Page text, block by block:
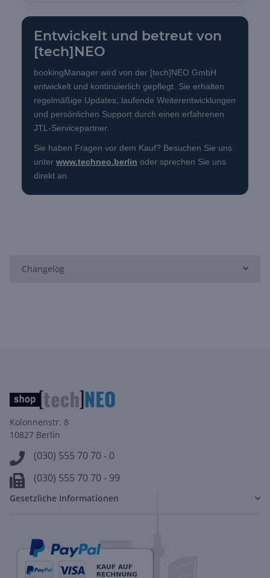
Entwickelt und betreut von
[tech]NEO
bookingManager wird von der [tech]NEO GmbH
entwickelt und kontinuierlich gepflegt. Sie erhalten
regelmäßige Updates, laufende Weiterentwicklungen
und persönlichen Support durch einen erfahrenen
JTL-Servicepartner.
Sie haben Fragen vor dem Kauf? Besuchen Sie uns
unter www.techneo.berlin oder sprechen Sie uns
direkt an.
Changelog
Kolonnenstr. 8
10827 Berlin
(030) 555 70 70 - 0
(030) 555 70 70 - 99
Gesetzliche Informationen